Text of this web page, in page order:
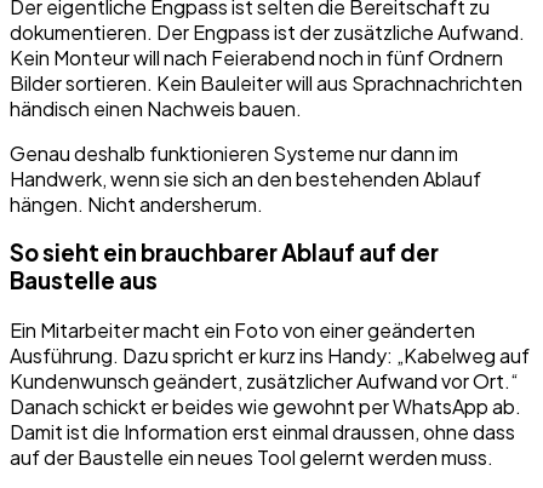
Der eigentliche Engpass ist selten die Bereitschaft zu
dokumentieren. Der Engpass ist der zusätzliche Aufwand.
Kein Monteur will nach Feierabend noch in fünf Ordnern
Bilder sortieren. Kein Bauleiter will aus Sprachnachrichten
händisch einen Nachweis bauen.
Genau deshalb funktionieren Systeme nur dann im
Handwerk, wenn sie sich an den bestehenden Ablauf
hängen. Nicht andersherum.
So sieht ein brauchbarer Ablauf auf der
Baustelle aus
Ein Mitarbeiter macht ein Foto von einer geänderten
Ausführung. Dazu spricht er kurz ins Handy: „Kabelweg auf
Kundenwunsch geändert, zusätzlicher Aufwand vor Ort.“
Danach schickt er beides wie gewohnt per WhatsApp ab.
Damit ist die Information erst einmal draussen, ohne dass
auf der Baustelle ein neues Tool gelernt werden muss.